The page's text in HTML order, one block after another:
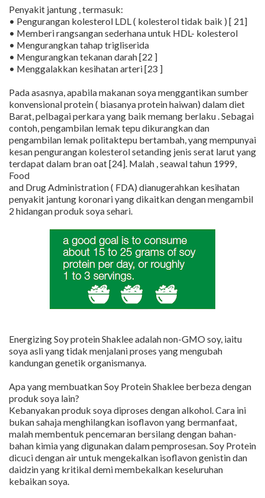
Penyakit jantung , termasuk:
• Pengurangan kolesterol LDL ( kolesterol tidak baik ) [ 21]
• Memberi rangsangan sederhana untuk HDL- kolesterol
• Mengurangkan tahap trigliserida
• Mengurangkan tekanan darah [22 ]
• Menggalakkan kesihatan arteri [23 ]
Pada asasnya, apabila makanan soya menggantikan sumber
konvensional protein ( biasanya protein haiwan) dalam diet
Barat, pelbagai perkara yang baik memang berlaku . Sebagai
contoh, pengambilan lemak tepu dikurangkan dan
pengambilan lemak politaktepu bertambah, yang mempunyai
kesan pengurangan kolesterol setanding jenis serat larut yang
terdapat dalam bran oat [24]. Malah , seawal tahun 1999,
Food
and Drug Administration ( FDA) dianugerahkan kesihatan
penyakit jantung koronari yang dikaitkan dengan mengambil
2 hidangan produk soya sehari.
Energizing Soy protein Shaklee adalah non-GMO soy, iaitu
soya asli yang tidak menjalani proses yang mengubah
kandungan genetik organismanya.
Apa yang membuatkan Soy Protein Shaklee berbeza dengan
produk soya lain?
Kebanyakan produk soya diproses dengan alkohol. Cara ini
bukan sahaja menghilangkan isoflavon yang bermanfaat,
malah membentuk pencemaran bersilang dengan bahan-
bahan kimia yang digunakan dalam pemprosesan. Soy Protein
dicuci dengan air untuk mengekalkan isoflavon genistin dan
daidzin yang kritikal demi membekalkan keseluruhan
kebaikan soya.